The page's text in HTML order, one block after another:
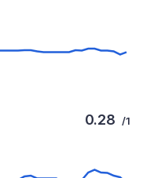
0.28 /1